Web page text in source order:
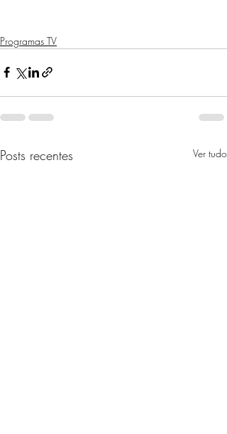
Programas TV
Posts recentes Ver tudo